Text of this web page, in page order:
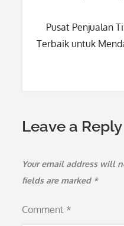
Pusat Penjualan
Terbaik untuk
Leave a Reply
Your email address will
fields are marked *
Comment *